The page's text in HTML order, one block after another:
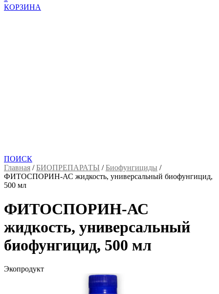
КОРЗИНА
ПОИСК
Главная /БИОПРЕПАРАТЫ /Биофунгициды /
ФИТОСПОРИН-АС жидкость, универсальный биофунгицид,
500 мл
ФИТОСПОРИН-АС
жидкость, универсальный
биофунгицид, 500 мл
Экопродукт